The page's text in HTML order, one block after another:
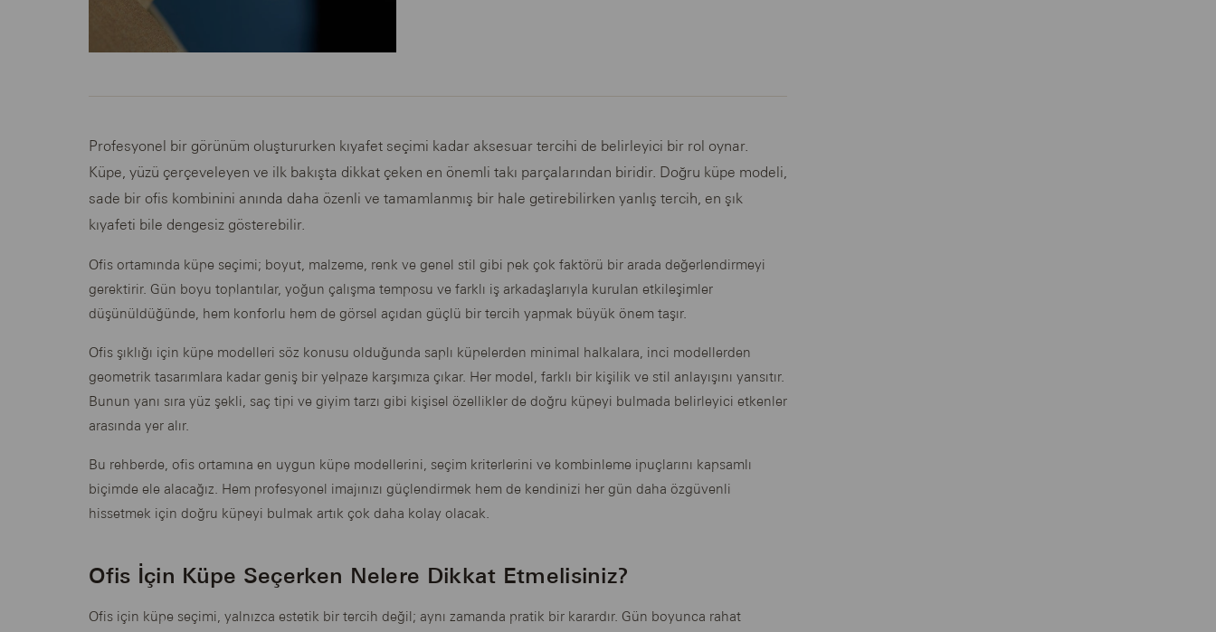
Profesyonel bir görünüm oluştururken kıyafet seçimi kadar aksesuar tercihi de belirleyici bir rol oynar.
Küpe, yüzü çerçeveleyen ve ilk bakışta dikkat çeken en önemli takı parçalarından biridir. Doğru küpe modeli,
sade bir ofis kombinini anında daha özenli ve tamamlanmış bir hale getirebilirken yanlış tercih, en şık
kıyafeti bile dengesiz gösterebilir.
Ofis ortamında küpe seçimi; boyut, malzeme, renk ve genel stil gibi pek çok faktörü bir arada değerlendirmeyi
gerektirir. Gün boyu toplantılar, yoğun çalışma temposu ve farklı iş arkadaşlarıyla kurulan etkileşimler
düşünüldüğünde, hem konforlu hem de görsel açıdan güçlü bir tercih yapmak büyük önem taşır.
Ofis şıklığı için küpe modelleri söz konusu olduğunda saplı küpelerden minimal halkalara, inci modellerden
geometrik tasarımlara kadar geniş bir yelpaze karşımıza çıkar. Her model, farklı bir kişilik ve stil anlayışını yansıtır.
Bunun yanı sıra yüz şekli, saç tipi ve giyim tarzı gibi kişisel özellikler de doğru küpeyi bulmada belirleyici etkenler
arasında yer alır.
Bu rehberde, ofis ortamına en uygun küpe modellerini, seçim kriterlerini ve kombinleme ipuçlarını kapsamlı
biçimde ele alacağız. Hem profesyonel imajınızı güçlendirmek hem de kendinizi her gün daha özgüvenli
hissetmek için doğru küpeyi bulmak artık çok daha kolay olacak.
Ofis İçin Küpe Seçerken Nelere Dikkat Etmelisiniz?
Ofis için küpe seçimi, yalnızca estetik bir tercih değil; aynı zamanda pratik bir karardır. Gün boyunca rahat